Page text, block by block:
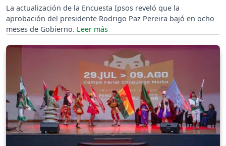
La actualización de la Encuesta Ipsos reveló que la
aprobación del presidente Rodrigo Paz Pereira bajó en ocho
meses de Gobierno.